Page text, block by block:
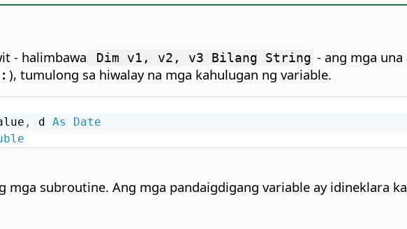
- halimbawa
Dim v1, v2, v3 Bilang String - ang mga
: ), tumulong sa hiwalay na mga kahulugan ng variable.
, d As
Date
mga subroutine. Ang mga pandaigdigang variable ay idineklara